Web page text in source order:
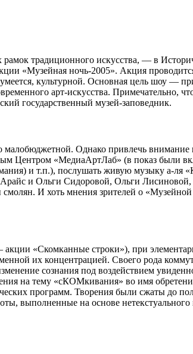
тра­ди­ци­он­ного искус­ства, — в
«Музей­ная ночь-2005». Акция
куль­тур­ной. Основ­ная цель шоу —
арт-искусства. При­ме­ча­тельно,
госу­дар­ствен­ный музей-заповедник.
Однако при­влечь вни­ма­ние
Цен­тром «Медиа­Арт­Лаб» (в показ были
и т.п.), послу­шать живую музыку а‑ля
и Ольги Сидо­ро­вой, Ольги
И хоть мне­ния зри­те­лей о
акции «Ском­кан­ные строки»), при
их кон­цен­тра­цией. Сво­его рода
созна­ния под воз­дей­ствием
на тему «сКОМ­ки­ва­ния» во имя
про­грамм. Тво­ре­ния были сжаты до
выпол­нен­ные на основе